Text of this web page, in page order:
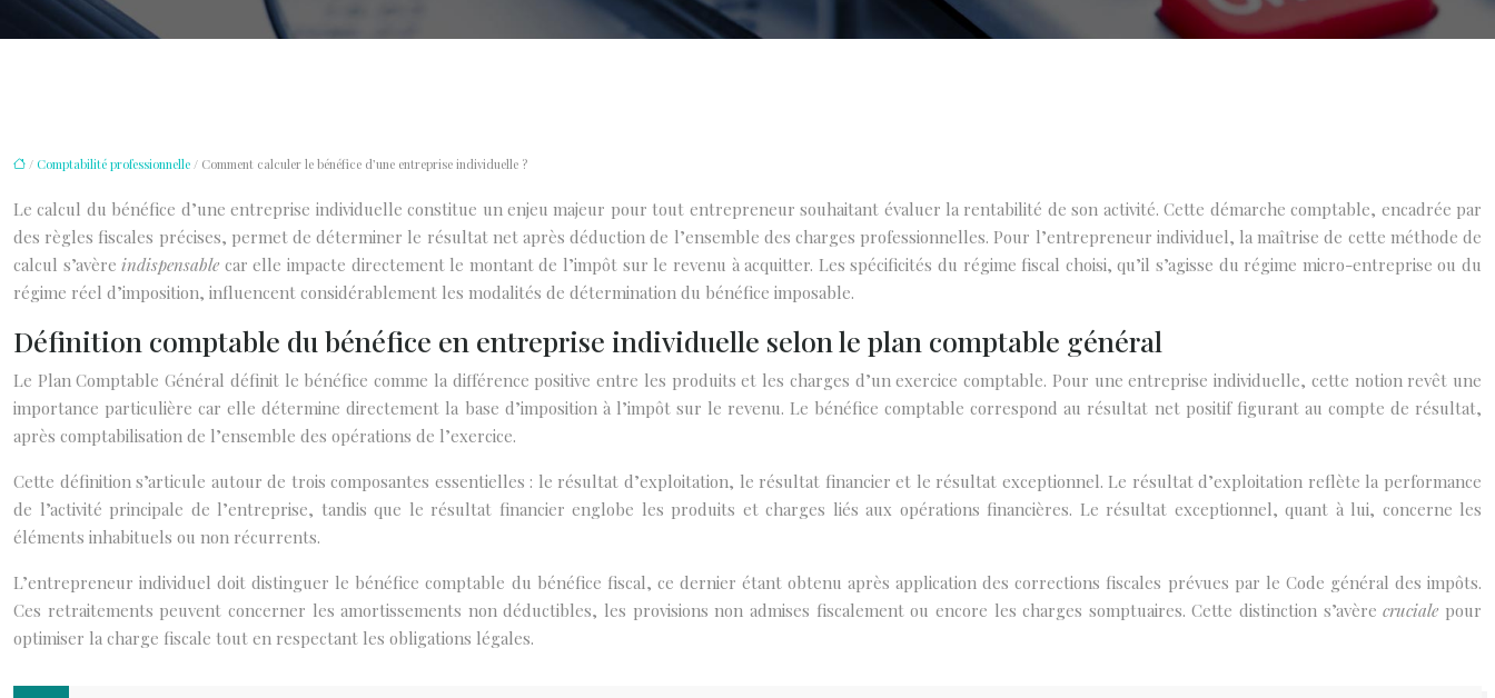
/ Comptabilité professionnelle / Comment calculer le bénéfice d’une entreprise individuelle ?
Le calcul du bénéfice d’une entreprise individuelle constitue un enjeu majeur pour tout entrepreneur souhaitant évaluer la rentabilité de son activité. Cette démarche comptable, encadrée par
des règles fiscales précises, permet de déterminer le résultat net après déduction de l’ensemble des charges professionnelles. Pour l’entrepreneur individuel, la maîtrise de cette méthode de
calcul s’avèreindispensable car elle impacte directement le montant de l’impôt sur le revenu à acquitter. Les spécificités du régime fiscal choisi, qu’il s’agisse du régime micro-entreprise ou du
régime réel d’imposition, influencent considérablement les modalités de détermination du bénéfice imposable.
Définition comptable du bénéfice en entreprise individuelle selon le plan comptable général
Le Plan Comptable Général définit le bénéfice comme la différence positive entre les produits et les charges d’un exercice comptable. Pour une entreprise individuelle, cette notion revêt une
importance particulière car elle détermine directement la base d’imposition à l’impôt sur le revenu. Le bénéfice comptable correspond au résultat net positif figurant au compte de résultat,
après comptabilisation de l’ensemble des opérations de l’exercice.
Cette définition s’articule autour de trois composantes essentielles : le résultat d’exploitation, le résultat financier et le résultat exceptionnel. Le résultat d’exploitation reflète la performance
de l’activité principale de l’entreprise, tandis que le résultat financier englobe les produits et charges liés aux opérations financières. Le résultat exceptionnel, quant à lui, concerne les
éléments inhabituels ou non récurrents.
L’entrepreneur individuel doit distinguer le bénéfice comptable du bénéfice fiscal, ce dernier étant obtenu après application des corrections fiscales prévues par le Code général des impôts.
Ces retraitements peuvent concerner les amortissements non déductibles, les provisions non admises fiscalement ou encore les charges somptuaires. Cette distinction s’avèrecruciale pour
optimiser la charge fiscale tout en respectant les obligations légales.